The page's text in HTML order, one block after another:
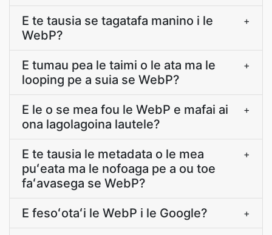
E te tausia se tagatafa manino i le
WebP?
+
E tumau pea le taimi o le ata ma le
looping pe a suia se WebP?
+
E le o se mea fou le WebP e mafai ai
ona lagolagoina lautele?
+
E te tausia le metadata o le mea
puʻeata ma le nofoaga pe a ou toe
faʻavasega se WebP?
+
E fesoʻotaʻi le WebP i le Google? +